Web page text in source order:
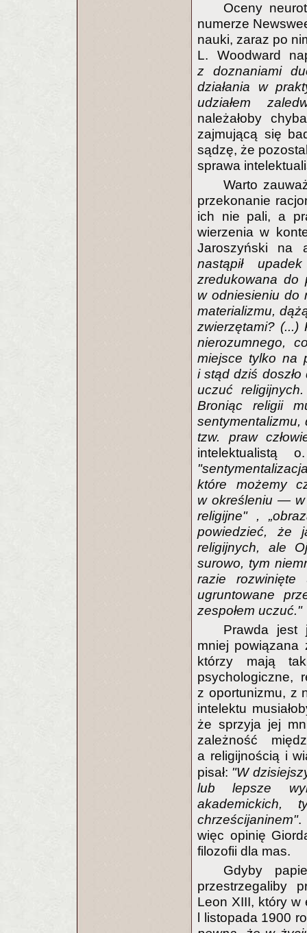
Oceny
numerze
nauki, zaraz po
L. Woodward
z doznaniami
działania w
udziałem
należałoby
zajmującą się
sądzę, że
sprawa
Warto
przekonanie
ich nie pali, a
wierzenia w
Jaroszyński na
nastąpił
zredukowana do
w odniesieniu do
materializmu,
zwierzętami? (...)
nierozumnego,
miejsce tylko na
i stąd dziś
uczuć
Broniąc religii
sentymentalizmu,
tzw. praw
intelektualistą
które możemy
w określeniu — w
religijne" ,
powiedzieć, że
religijnych, ale
surowo, tym
razie rozwinięte
ugruntowane
zespołem uczuć."
Prawda jest
mniej powiązana
którzy mają
psychologiczne,
z oportunizmu, z
intelektu
że sprzyja jej
zależność
a religijnością i
pisał: "W
lub lepsze
chrześcijaninem".
więc opinię
filozofii dla mas.
Gdyby
przestrzegaliby
Leon XIII, który
l listopada 1900